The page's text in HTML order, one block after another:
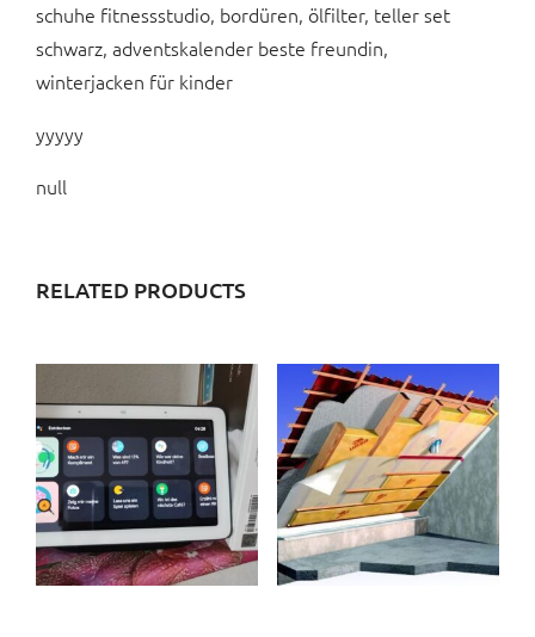
schuhe fitnessstudio, bordüren, ölfilter, teller set
schwarz, adventskalender beste freundin,
winterjacken für kinder
yyyyy
null
RELATED PRODUCTS